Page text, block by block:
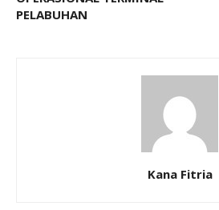
PELABUHAN
Kana Fitria